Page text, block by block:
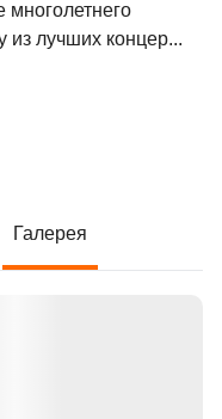
многолетнего
из лучших концер...
Галерея